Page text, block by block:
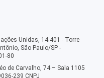
Unidas, 14.401 - Torre
São Paulo/SP -
80
de Carvalho, 74 – Sala 1105
239 CNPJ